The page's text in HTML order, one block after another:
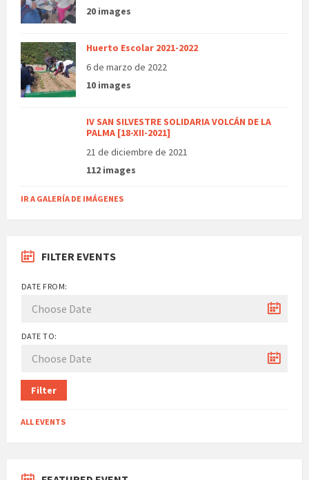
20 images
Huerto Escolar 2021-2022
6 de marzo de 2022
10 images
IV SAN SILVESTRE SOLIDARIA VOLCÁN DE LA
PALMA [18-XII-2021]
21 de diciembre de 2021
112 images
IR A GALERÍA DE IMÁGENES
FILTER EVENTS
DATE FROM:
DATE TO:
Filter
ALL EVENTS